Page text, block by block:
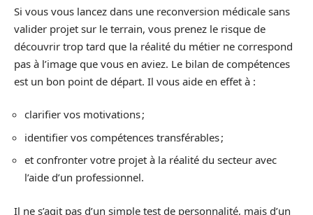
Si vous vous lancez dans une reconversion médicale sans
valider projet sur le terrain, vous prenez le risque de
découvrir trop tard que la réalité du métier ne correspond
pas à l’image que vous en aviez. Le bilan de compétences
est un bon point de départ. Il vous aide en effet à :
clarifier vos motivations ;
identifier vos compétences transférables ;
et confronter votre projet à la réalité du secteur avec
l’aide d’un professionnel.
Il ne s’agit pas d’un simple test de personnalité, mais d’un